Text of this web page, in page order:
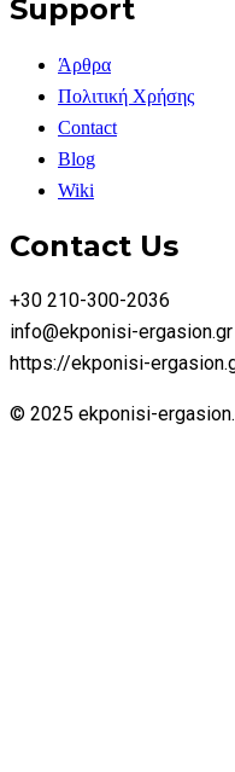
Support
Άρθρα
Πολιτική Χρήσης
Contact
Blog
Wiki
Contact Us
+30 210-300-2036
info@ekponisi-ergasion.gr
https://ekponisi-
© 2025 ekponisi-